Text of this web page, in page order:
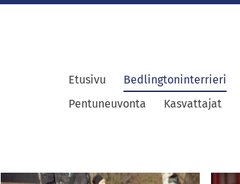
Etusivu Bedlingtoninterrieri
Pentuneuvonta
Kasvattajat